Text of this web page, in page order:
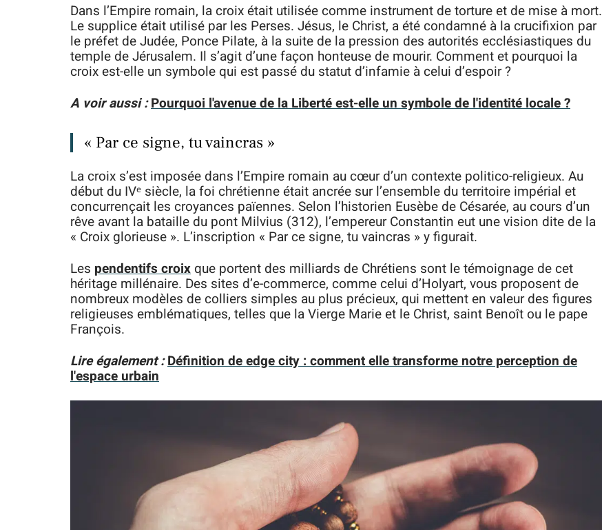
Dans l’Empire romain, la croix était utilisée comme instrument de torture et de mise à mort.
Le supplice était utilisé par les Perses. Jésus, le Christ, a été condamné à la crucifixion par
le préfet de Judée, Ponce Pilate, à la suite de la pression des autorités ecclésiastiques du
temple de Jérusalem. Il s’agit d’une façon honteuse de mourir. Comment et pourquoi la
croix est-elle un symbole qui est passé du statut d’infamie à celui d’espoir ?
A voir aussi :Pourquoi l'avenue de la Liberté est-elle un symbole de l'identité locale ?
« Par ce signe, tu vaincras »
La croix s’est imposée dans l’Empire romain au cœur d’un contexte politico-religieux. Au
début du IVᵉ siècle, la foi chrétienne était ancrée sur l’ensemble du territoire impérial et
concurrençait les croyances païennes. Selon l’historien Eusèbe de Césarée, au cours d’un
rêve avant la bataille du pont Milvius (312), l’empereur Constantin eut une vision dite de la
« Croix glorieuse ». L’inscription « Par ce signe, tu vaincras » y figurait.
Les pendentifs croix que portent des milliards de Chrétiens sont le témoignage de cet
héritage millénaire. Des sites d’e-commerce, comme celui d’Holyart, vous proposent de
nombreux modèles de colliers simples au plus précieux, qui mettent en valeur des figures
religieuses emblématiques, telles que la Vierge Marie et le Christ, saint Benoît ou le pape
François.
Lire également :Définition de edge city : comment elle transforme notre perception de
l'espace urbain